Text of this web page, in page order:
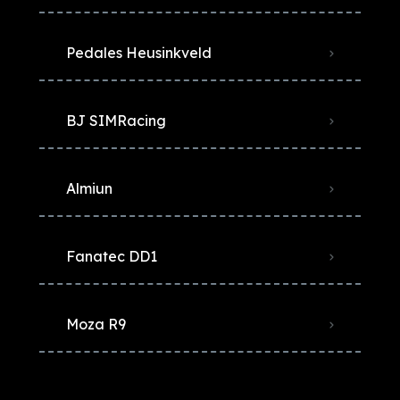
Pedales Heusinkveld
BJ SIMRacing
Almiun
Fanatec DD1
Moza R9